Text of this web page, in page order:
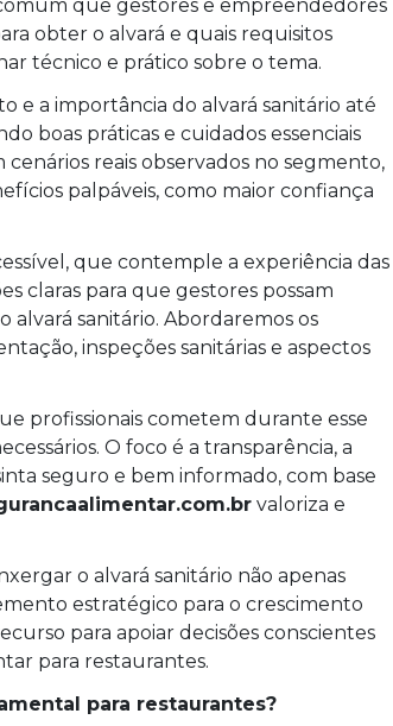
que gestores e empreendedores
obter o alvará e quais requisitos
técnico e prático sobre o tema.
e a importância do alvará sanitário até
boas práticas e cuidados essenciais
reais observados no segmento,
palpáveis, como maior confiança
que contemple a experiência das
claras para que gestores possam
sanitário. Abordaremos os
inspeções sanitárias e aspectos
profissionais cometem durante esse
O foco é a transparência, a
seguro e bem informado, com base
valoriza e
o alvará sanitário não apenas
estratégico para o crescimento
para apoiar decisões conscientes
para restaurantes.
para restaurantes?